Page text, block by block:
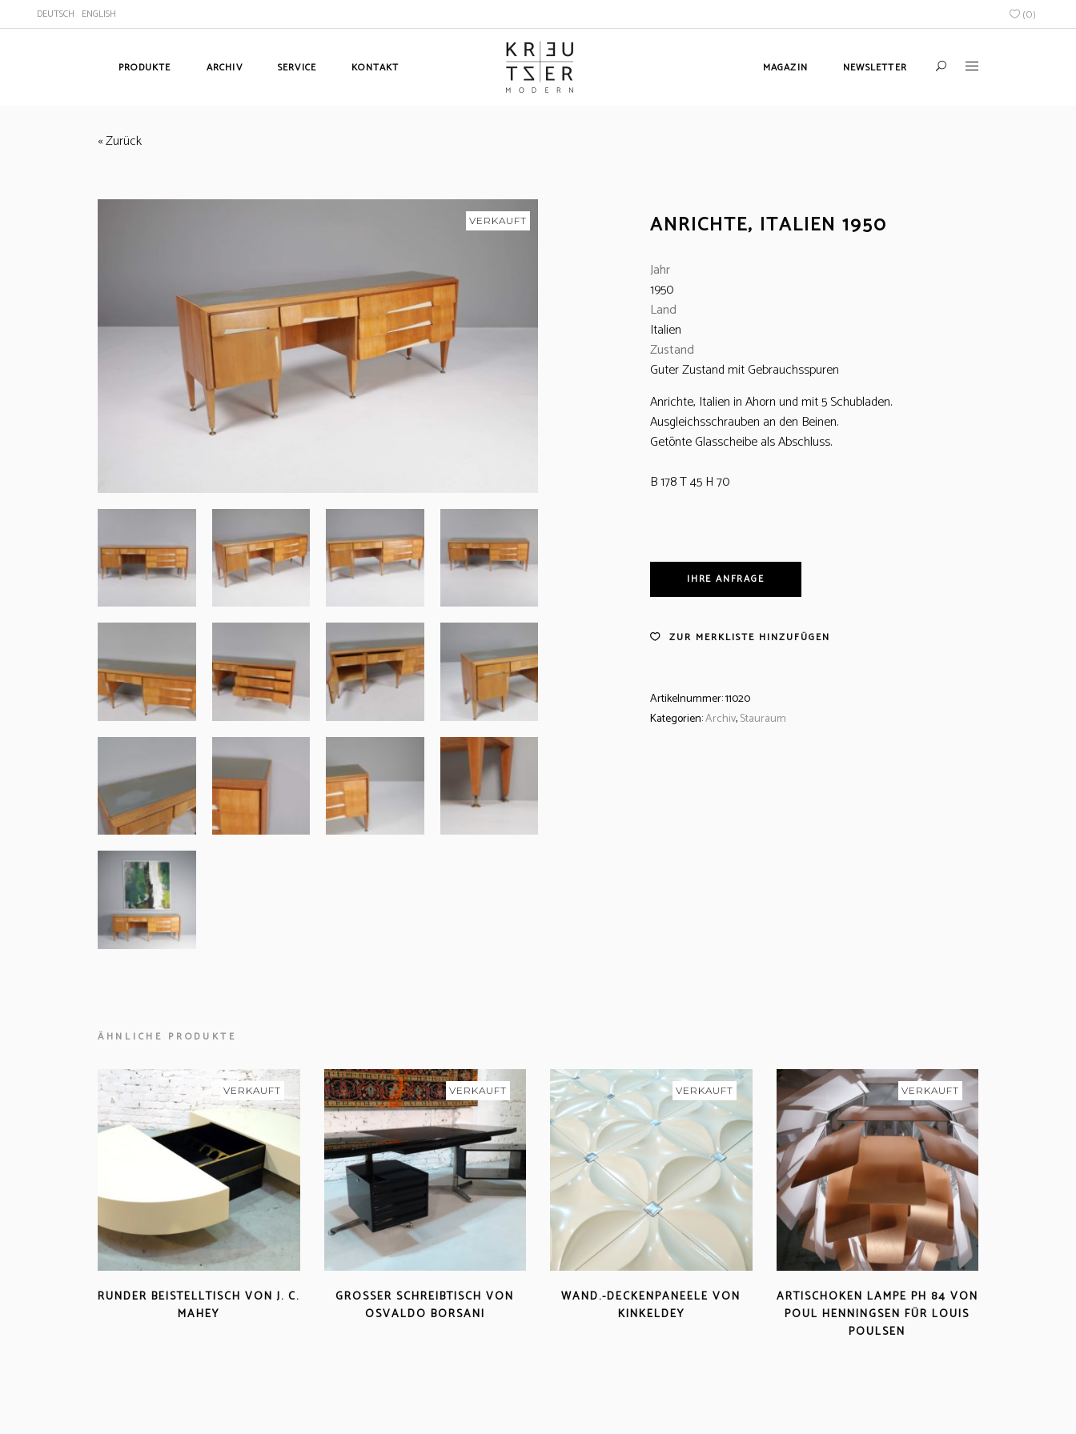
DEUTSCH ENGLISH (0)
PRODUKTE ARCHIV SERVICE KONTAKT MAGAZIN NEWSLETTER
« Zurück
VERKAUFT ANRICHTE, ITALIEN 1950
Jahr
1950
Land
Italien
Zustand
Guter Zustand mit Gebrauchsspuren
Anrichte, Italien in Ahorn und mit 5 Schubladen.
Ausgleichsschrauben an den Beinen.
Getönte Glasscheibe als Abschluss.
B 178 T 45 H 70
IHRE ANFRAGE
ZUR MERKLISTE HINZUFÜGEN
Artikelnummer:11020
Kategorien:Archiv,Stauraum
ÄHNLICHE PRODUKTE
VERKAUFT
RUNDER BEISTELLTISCH VON J. C.
MAHEY
VERKAUFT
GROSSER SCHREIBTISCH VON O
SVALDO BORSANI
VERKAUFT
WAND.-DECKENPANEELE VON
KINKELDEY
VERKAUFT
ARTISCHOKEN LAMPE PH 84 VON
POUL HENNINGSEN FÜR LOUIS
POULSEN